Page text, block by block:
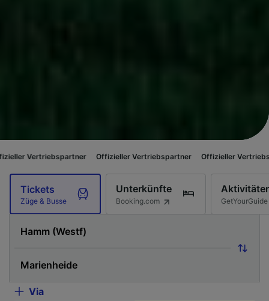
Offizieller Vertriebspartner Offizieller Vertriebspartner
Tickets
Züge & Busse
Unterkünfte
Booking.com GetYourGuide
Via